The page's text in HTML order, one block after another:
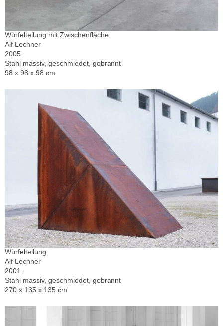
Würfelteilung mit Zwischenfläche
Alf Lechner
2005
Stahl massiv, geschmiedet, gebrannt
98 x 98 x 98 cm
Würfelteilung
Alf Lechner
2001
Stahl massiv, geschmiedet, gebrannt
270 x 135 x 135 cm